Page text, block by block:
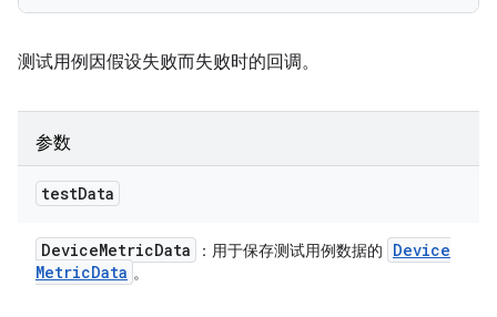
测试用例因假设失败而失败时的回调。
参数
testData
DeviceMetricData ：用于保存测试用例数据的
Device
MetricData 。